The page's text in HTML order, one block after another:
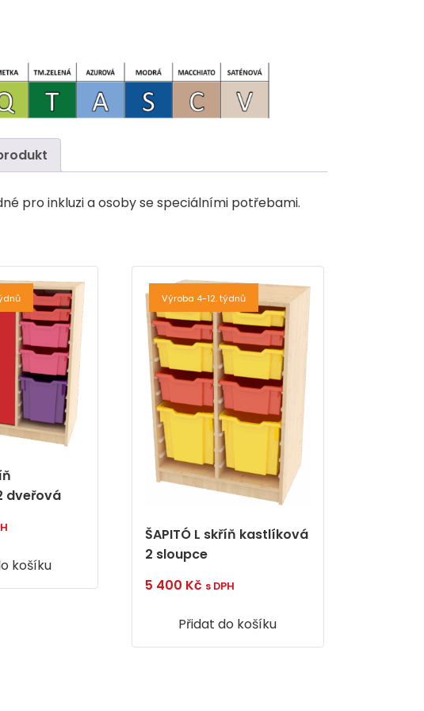
pro inkluzi a osoby se speciálními potřebami.
dveřová
košíku
Výroba 4-12. týdnů
ŠAPITÓ L skříň kastlíková
2 sloupce
5 400 Kč s DPH
Přidat do košíku